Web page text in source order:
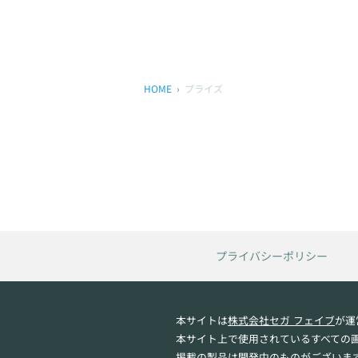
HOME プライズ
プライバシーポリシー
本サイトは株式会社セガ フェイブが
本サイト上で使用されているすべて